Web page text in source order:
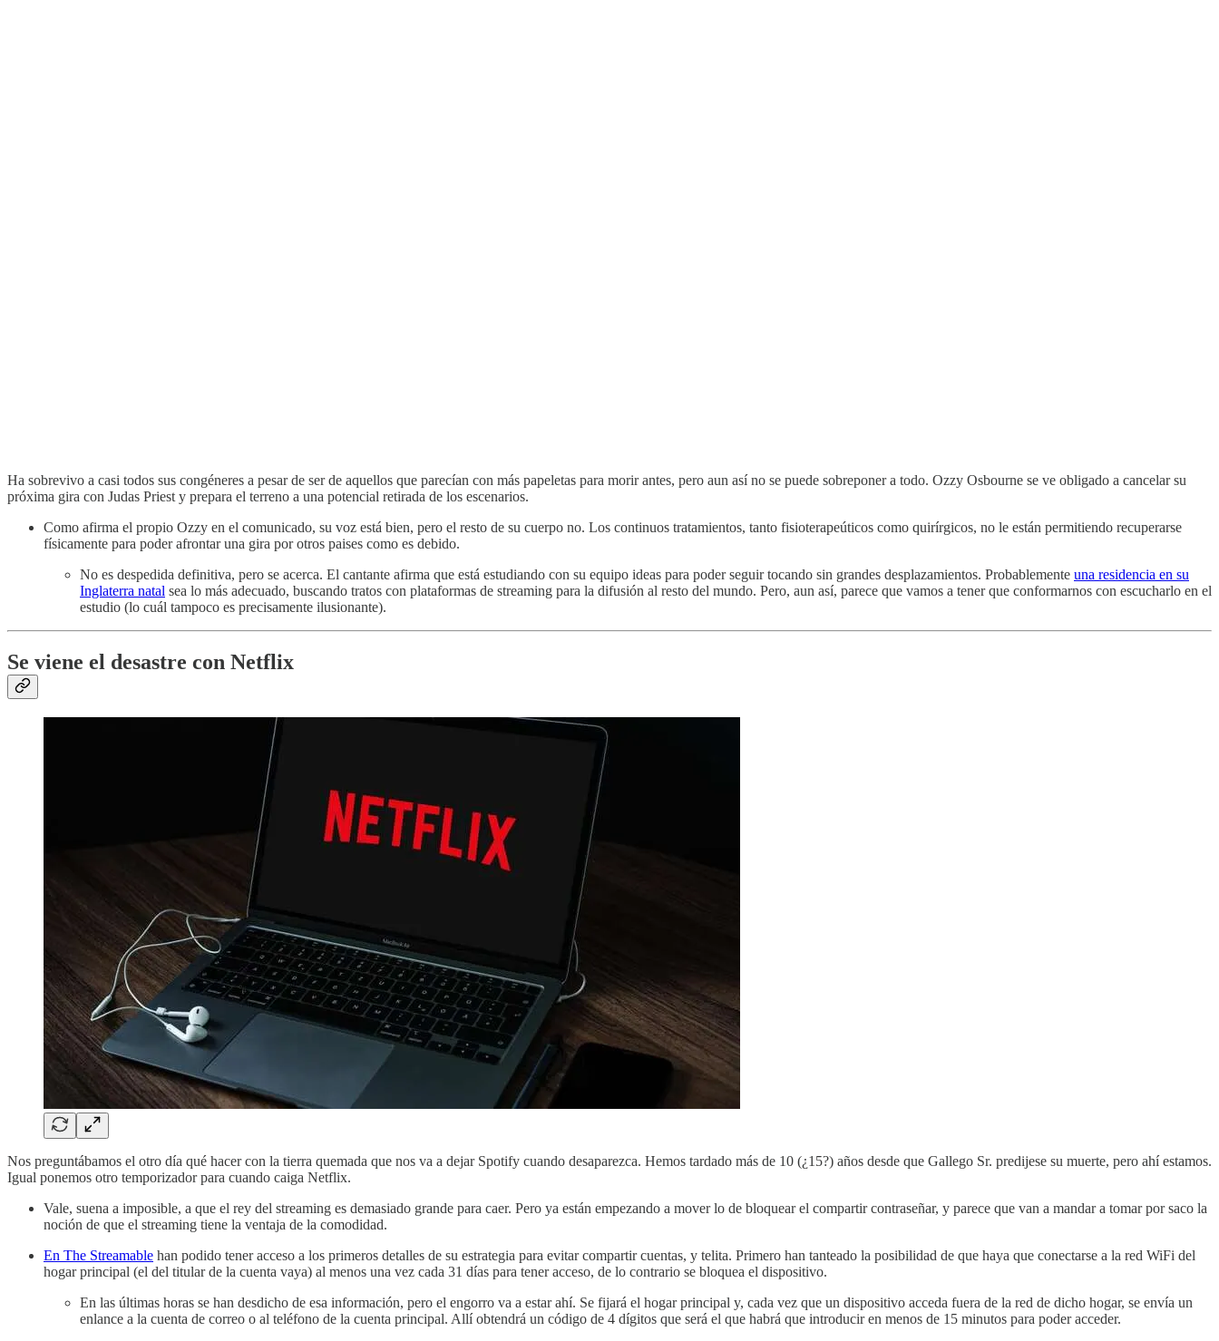
Ha sobrevivo a casi todos sus congéneres a pesar de ser de aquellos que parecían con más papeletas para morir antes, pero aun así no se puede sobreponer a todo. Ozzy Osbourne se ve obligado a cancelar su
próxima gira con Judas Priest y prepara el terreno a una potencial retirada de los escenarios.
Como afirma el propio Ozzy en el comunicado, su voz está bien, pero el resto de su cuerpo no. Los continuos tratamientos, tanto fisioterapeúticos como quirírgicos, no le están permitiendo recuperarse
físicamente para poder afrontar una gira por otros paises como es debido.
No es despedida definitiva, pero se acerca. El cantante afirma que está estudiando con su equipo ideas para poder seguir tocando sin grandes desplazamientos. Probablemente una residencia en su
Inglaterra natal sea lo más adecuado, buscando tratos con plataformas de streaming para la difusión al resto del mundo. Pero, aun así, parece que vamos a tener que conformarnos con escucharlo en el
estudio (lo cuál tampoco es precisamente ilusionante).
Se viene el desastre con Netflix
Nos preguntábamos el otro día qué hacer con la tierra quemada que nos va a dejar Spotify cuando desaparezca. Hemos tardado más de 10 (¿15?) años desde que Gallego Sr. predijese su muerte, pero ahí estamos.
Igual ponemos otro temporizador para cuando caiga Netflix.
Vale, suena a imposible, a que el rey del streaming es demasiado grande para caer. Pero ya están empezando a mover lo de bloquear el compartir contraseñar, y parece que van a mandar a tomar por saco la
noción de que el streaming tiene la ventaja de la comodidad.
En The Streamable han podido tener acceso a los primeros detalles de su estrategia para evitar compartir cuentas, y telita. Primero han tanteado la posibilidad de que haya que conectarse a la red WiFi del
hogar principal (el del titular de la cuenta vaya) al menos una vez cada 31 días para tener acceso, de lo contrario se bloquea el dispositivo.
En las últimas horas se han desdicho de esa información, pero el engorro va a estar ahí. Se fijará el hogar principal y, cada vez que un dispositivo acceda fuera de la red de dicho hogar, se envía un
enlance a la cuenta de correo o al teléfono de la cuenta principal. Allí obtendrá un código de 4 dígitos que será el que habrá que introducir en menos de 15 minutos para poder acceder.